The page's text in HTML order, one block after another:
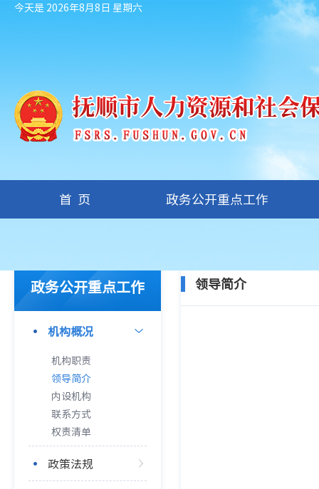
今天是 2026年8月8日 星期六
首页 政务公开重点工作
政务公开重点工作
机构概况
机构职责
领导简介
内设机构
联系方式
权责清单
政策法规
领导简介